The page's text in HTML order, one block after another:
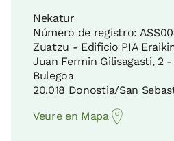
Nekatur
Número de registro:
Zuatzu - Edificio PIA
Juan Fermin Gilisagasti, 2 -
Bulegoa
20.018 Donostia/San
Veure en Mapa